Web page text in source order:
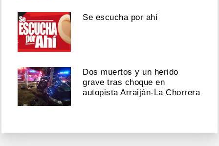
Se escucha por ahí
Dos muertos y un herido
grave tras choque en
autopista Arraiján-La Chorrera